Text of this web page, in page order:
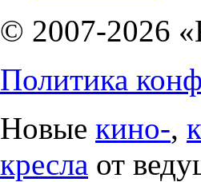
© 2007-2026
Политика
Новые кино-,
кресла от